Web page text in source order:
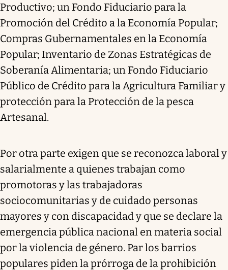
Productivo; un Fondo Fiduciario para la
Promoción del Crédito a la Economía Popular;
Compras Gubernamentales en la Economía
Popular; Inventario de Zonas Estratégicas de
Soberanía Alimentaria; un Fondo Fiduciario
Público de Crédito para la Agricultura Familiar y
protección para la Protección de la pesca
Artesanal.
Por otra parte exigen que se reconozca laboral y
salarialmente a quienes trabajan como
promotoras y las trabajadoras
sociocomunitarias y de cuidado personas
mayores y con discapacidad y que se declare la
emergencia pública nacional en materia social
por la violencia de género. Par los barrios
populares piden la prórroga de la prohibición